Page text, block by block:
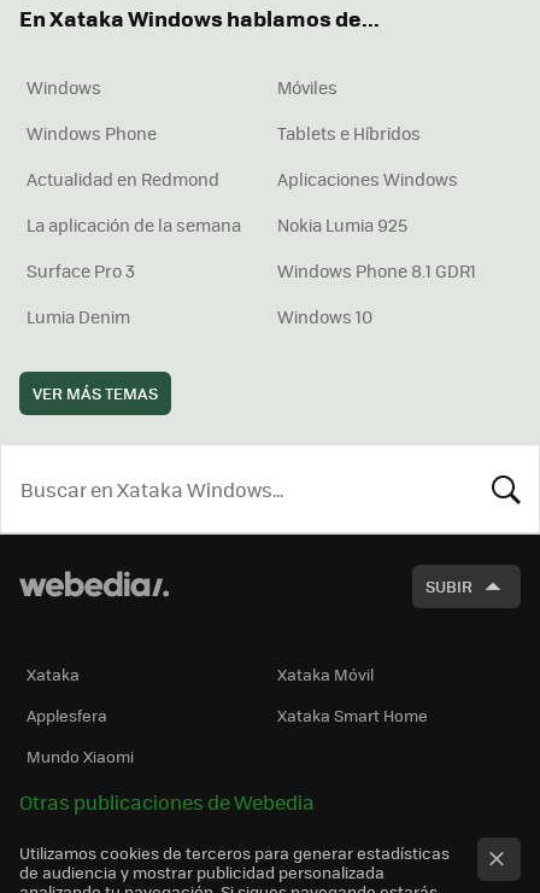
En Xataka Windows hablamos de...
Windows
Móviles
Windows Phone
Tablets e Híbridos
Actualidad en Redmond
Aplicaciones Windows
La aplicación de la semana
Nokia Lumia 925
Surface Pro 3
Windows Phone 8.1 GDR1
Lumia Denim
Windows 10
VER MÁS TEMAS
SUBIR
Xataka
Xataka Móvil
Applesfera
Xataka Smart Home
Mundo Xiaomi
Otras publicaciones de Webedia
Utilizamos cookies de terceros para generar estadísticas
de audiencia y mostrar publicidad personalizada